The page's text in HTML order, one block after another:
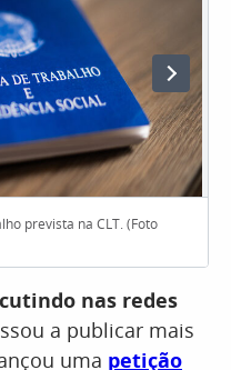
prevista na CLT. (Foto
nas redes
a publicar mais
uma petição